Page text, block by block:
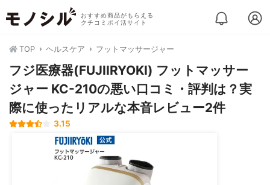
おすすめ商品がもらえる
クチコミポイ活サイト
TOP ヘルスケア フットマッサージャー
フジ医療器(FUJIIRYOKI) フットマッサー
ジャー KC-210の悪い口コミ・評判は？実
際に使ったリアルな本音レビュー2件
3.15